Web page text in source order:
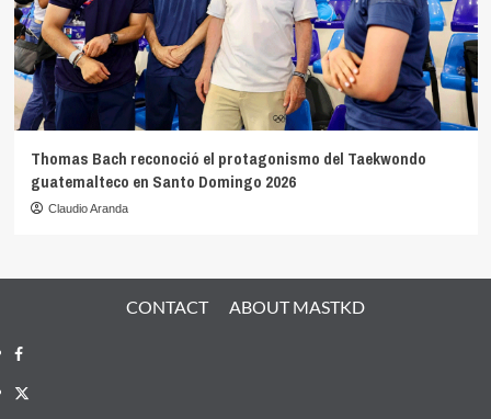
Thomas Bach reconoció el protagonismo del Taekwondo
guatemalteco en Santo Domingo 2026
Claudio Aranda
CONTACT ABOUT MASTKD
Facebook
X